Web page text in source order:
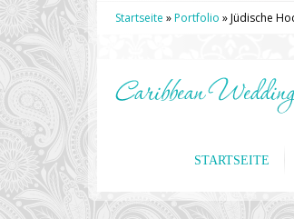
Startseite »Portfolio »Jüdische
STARTSEITE